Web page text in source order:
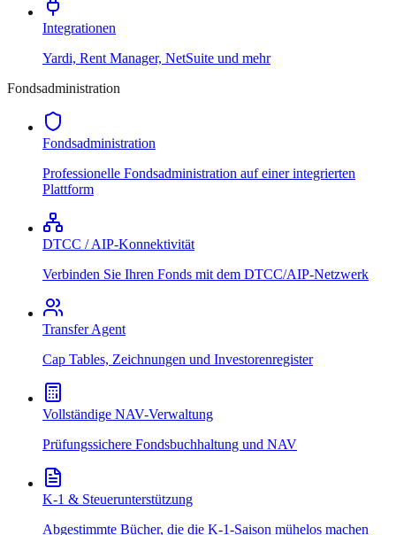
Integrationen
Yardi, Rent Manager, NetSuite und mehr
Fondsadministration
Fondsadministration
Professionelle Fondsadministration auf einer integrierten
Plattform
DTCC / AIP-Konnektivität
Verbinden Sie Ihren Fonds mit dem DTCC/AIP-Netzwerk
Transfer Agent
Cap Tables, Zeichnungen und Investorenregister
Vollständige NAV-Verwaltung
Prüfungssichere Fondsbuchhaltung und NAV
K-1 & Steuerunterstützung
Abgestimmte Bücher, die die K-1-Saison mühelos machen